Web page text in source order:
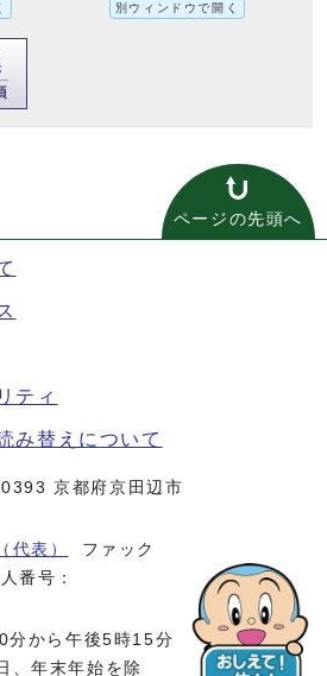
別ウィンドウで開く
ページの先頭へ
ティ
み替えについて
京都府京田辺市
表）
ファック
番号：
分から午後5時15分
、年末年始を除